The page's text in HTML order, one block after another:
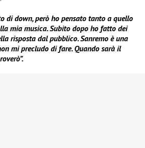
di down, però ho pensato tanto a quello
mia musica. Subito dopo ho fatto dei
risposta dal pubblico. Sanremo è una
mi precludo di fare. Quando sarà il